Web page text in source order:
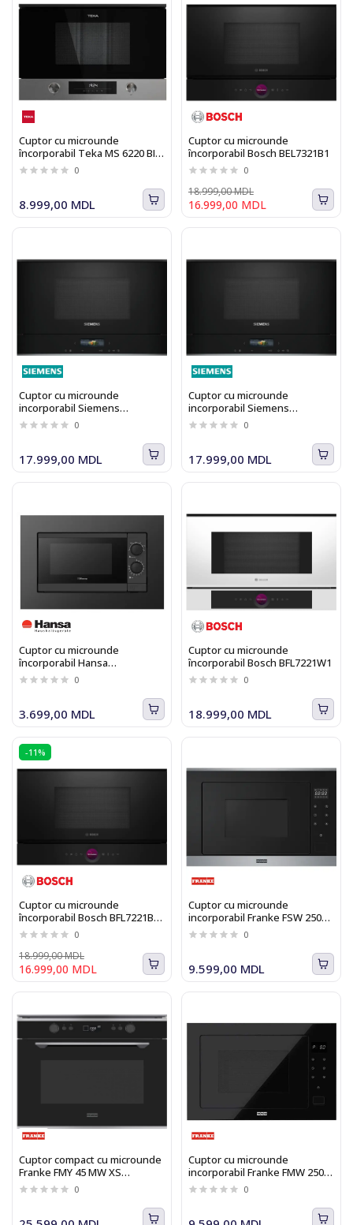
Cuptor cu microunde
încorporabil Teka MS 6220 BIS
R SS
0
8.999,00 MDL
Cuptor cu microunde
încorporabil Bosch BEL7321B1
0
16.999,00 MDL
18.999,00 MDL
Cuptor cu microunde
incorporabil Siemens
BF722L1B1 iQ700
0
17.999,00 MDL
Cuptor cu microunde
incorporabil Siemens
BF722R1B1 iQ700
0
17.999,00 MDL
Cuptor cu microunde
încorporabil Hansa
AMGB20M1BH
0
3.699,00 MDL
Cuptor cu microunde
încorporabil Bosch BFL7221W1
0
18.999,00 MDL
-11%
Cuptor cu microunde
încorporabil Bosch BFL7221B1
Seria I 8
0
16.999,00 MDL
18.999,00 MDL
Cuptor cu microunde
incorporabil Franke FSW 250
MW XS 131.0627.471
0
9.599,00 MDL
Cuptor compact cu microunde
Franke FMY 45 MW XS
131.0606.105
0
Cuptor cu microunde
incorporabil Franke FMW 250
CR2 G BK 131.0391.304
0